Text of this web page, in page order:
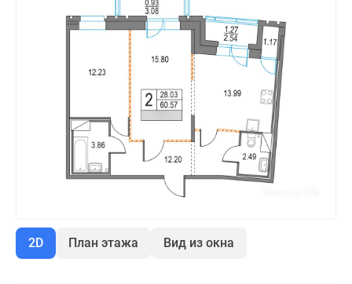
2D План этажа Вид из окна